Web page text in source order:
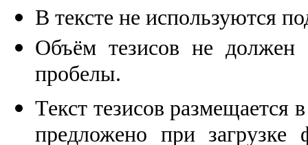
В тексте не используются
Объём тезисов не должен
пробелы.
Текст тезисов размещается
предложено при